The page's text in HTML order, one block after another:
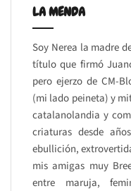
LA MENDA
Soy Nerea la madre
título que firmó
pero ejerzo de CM-
(mi lado peineta) y
catalanolandia y
criaturas desde
ebullición,
mis amigas muy
entre maruja,